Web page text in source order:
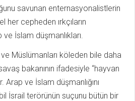
savunan enternasyonalistlerin
her cepheden ırkçıların
İslam düşmanlıkları.
ve Müslümanları köleden bile daha
bakanının ifadesiyle “hayvan
ve İslam düşmanlığını
İsrail terörünün suçunu bütün bir